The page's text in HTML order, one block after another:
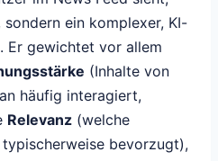
ein komplexer, KI-
Er gewichtet vor allem
(Inhalte von
häufig interagiert,
Relevanz (welche
bevorzugt),